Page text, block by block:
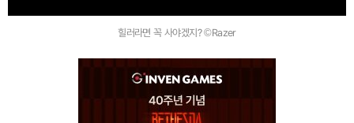
힐러라면 꼭 사야겠지? ©Razer